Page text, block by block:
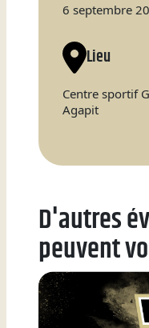
Natation
Badminton
Football
6 septembre
Lieu
Centre sportif
Agapit
D'autres
peuvent